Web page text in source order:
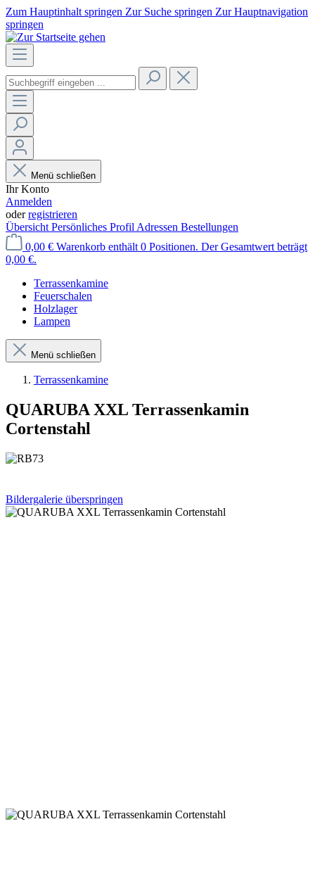
Zum Hauptinhalt springen Zur Suche springen Zur Hauptnavigation
springen
Menü schließen
Ihr Konto
Anmelden
oderregistrieren
Übersicht Persönliches Profil Adressen Bestellungen
0,00 € Warenkorb enthält 0 Positionen. Der Gesamtwert beträgt
0,00 €.
Terrassenkamine
Feuerschalen
Holzlager
Lampen
Menü schließen
Terrassenkamine
QUARUBA XXL Terrassenkamin
Cortenstahl
Bildergalerie überspringen